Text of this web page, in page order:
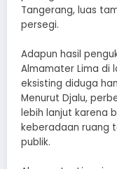
Tangerang, luas
persegi.
Adapun hasil
Almamater Lima di
eksisting diduga
Menurut Djalu,
lebih lanjut karena
keberadaan ruang
publik.